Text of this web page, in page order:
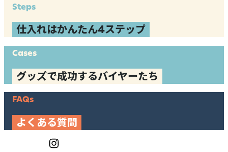
Steps
仕入れはかんたん4ステップ
Cases
グッズで成功するバイヤーたち
FAQs
よくある質問